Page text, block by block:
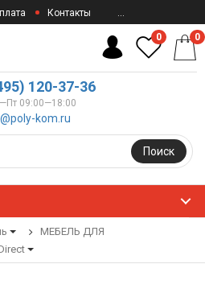
Контакты ...
120-37-36
09:00—18:00
kom.ru
Поиск
0 0
МЕБЕЛЬ ДЛЯ